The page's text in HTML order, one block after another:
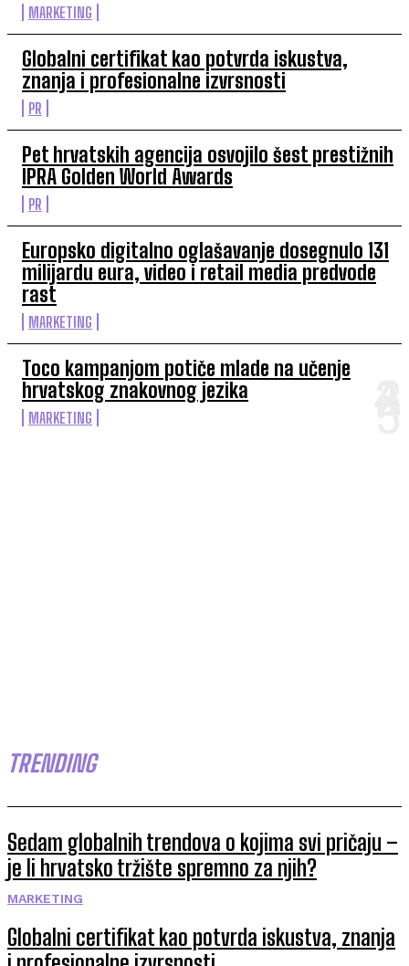
MARKETING
Globalni certifikat kao potvrda iskustva,
znanja i profesionalne izvrsnosti
PR
Pet hrvatskih agencija osvojilo šest prestižnih
IPRA Golden World Awards
PR
Europsko digitalno oglašavanje dosegnulo 131
milijardu eura, video i retail media predvode
rast
MARKETING
Toco kampanjom potiče mlade na učenje
hrvatskog znakovnog jezika
MARKETING
TRENDING
Sedam globalnih trendova o kojima svi pričaju –
je li hrvatsko tržište spremno za njih?
MARKETING
Globalni certifikat kao potvrda iskustva, znanja